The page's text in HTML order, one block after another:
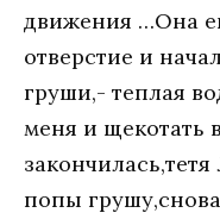
движения …Она
отверстие и
груши,- теплая
меня и щекотать
попы